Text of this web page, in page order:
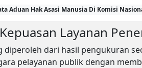
Aduan Hak Asasi Manusia Di Komisi
Layanan
diperoleh dari hasil pengukuran
pelayanan publik dengan